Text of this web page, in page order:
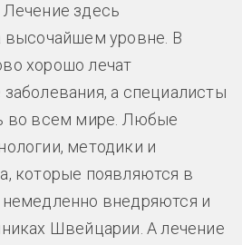
здесь
высочайшем уровне. В
хорошо лечат
а специалисты
во всем мире. Любые
методики и
которые появляются в
внедряются и
Швейцарии. А лечение